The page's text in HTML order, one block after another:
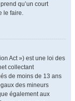
qu’un court
le faire.
Act ») est une loi des
collectant
de moins de 13 ans
des mineurs
également aux